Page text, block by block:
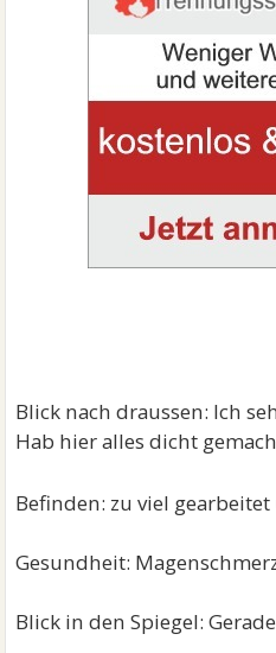
Blick nach draussen: Ich
Hab hier alles dicht
Befinden: zu viel
Gesundheit:
Blick in den Spiegel: